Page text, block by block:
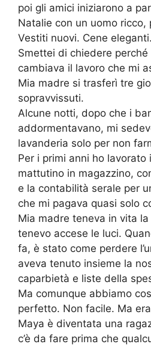
poi gli amici iniziarono a
Natalie con un uomo ricco,
Vestiti nuovi. Cene
Smettei di chiedere
cambiava il lavoro che mi
Mia madre si trasferì tre
sopravvissuti.
Alcune notti, dopo che i
addormentavano, mi
lavanderia solo per non
Per i primi anni ho lavorato
mattutino in magazzino,
e la contabilità serale per
che mi pagava quasi solo
Mia madre teneva in vita
tenevo accese le luci.
fa, è stato come perdere
aveva tenuto insieme la
caparbietà e liste della
Ma comunque abbiamo
perfetto. Non facile. Ma
Maya è diventata una
c’è da fare prima che